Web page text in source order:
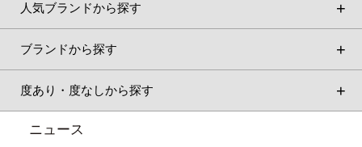
人気ブランドから探す
ブランドから探す
度あり・度なしから探す
ニュース